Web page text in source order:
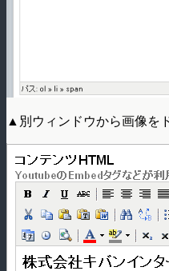
▲別ウィンドウから画像を